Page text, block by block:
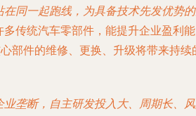
同一起跑线，为具备技术先发优势的
传统汽车零部件，能提升企业盈利能
部件的维修、更换、升级将带来持续
垄断，自主研发投入大、周期长、风